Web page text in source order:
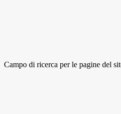
Campo di ricerca per le pagine del